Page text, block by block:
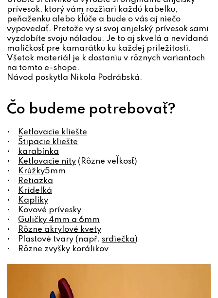
prívesok, ktorý vám rozžiari každú kabelku,
peňaženku alebo kľúče a bude o vás aj niečo
vypovedať. Pretože vy si svoj anjelský prívesok sami
vyzdobíte svoju náladou. Je to aj skvelá a nevídaná
maličkosť pre kamarátku ku každej príležitosti.
Všetok materiál je k dostaniu v rôznych variantoch
na tomto e-shope.
Návod poskytla Nikola Podrábská.
Čo budeme potrebovať?
•
Ketlovacie kliešte
• Štipacie kliešte
•
karabínka
•
Ketlovacie nity (Rôzne veľkosť)
•
Krúžky5mm
•
Retiazka
•
Krídelká
•
Kaplíky
•
Kovové prívesky
• Guličky 4mm a 6mm
•
Rôzne akrylové kvety
• Plastové tvary (např. srdiečka)
•
Rôzne zvyšky korálikov